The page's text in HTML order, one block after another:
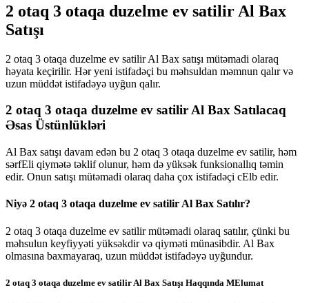
2 otaq 3 otaqa duzelme ev satilir Al Bax
Satışı
2 otaq 3 otaqa duzelme ev satilir Al Bax satışı mütəmadi olaraq
həyata keçirilir. Hər yeni istifadəçi bu məhsuldan məmnun qalır və
uzun müddət istifadəyə uyğun qalır.
2 otaq 3 otaqa duzelme ev satilir Al Bax Satılacaq
Əsas Üstünlükləri
Al Bax satışı davam edən bu 2 otaq 3 otaqa duzelme ev satilir, həm
sərfEli qiymətə təklif olunur, həm də yüksək funksionallıq təmin
edir. Onun satışı mütəmadi olaraq daha çox istifadəçi cElb edir.
Niyə 2 otaq 3 otaqa duzelme ev satilir Al Bax Satılır?
2 otaq 3 otaqa duzelme ev satilir mütəmadi olaraq satılır, çünki bu
məhsulun keyfiyyəti yüksəkdir və qiyməti münasibdir. Al Bax
olmasına baxmayaraq, uzun müddət istifadəyə uyğundur.
2 otaq 3 otaqa duzelme ev satilir Al Bax Satışı Haqqında MElumat